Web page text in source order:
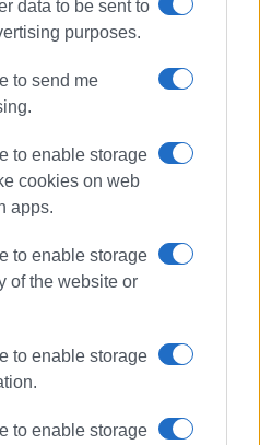
data to be sent to
purposes.
to send me
to enable storage
cookies on web
apps.
to enable storage
of the website or
to enable storage
to enable storage
Άγιος Σπυρίδωνας
Κορωνοϊός Covid19
Μέτρα
Μητροπολίτης Κέρκυρας